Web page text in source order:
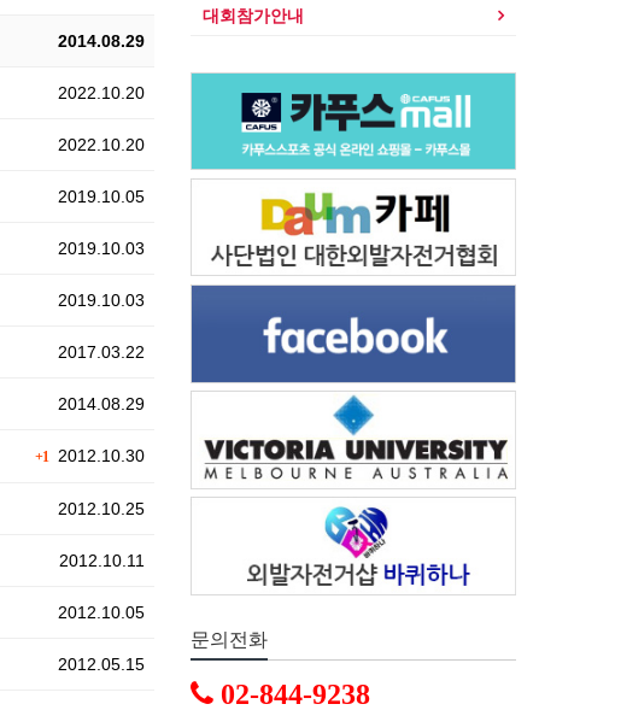
2014.08.29
2022.10.20
2022.10.20
2019.10.05
2019.10.03
2019.10.03
2017.03.22
2014.08.29
+1 2012.10.30
2012.10.25
2012.10.11
2012.10.05
2012.05.15
대회참가안내
문의전화
02-844-9238